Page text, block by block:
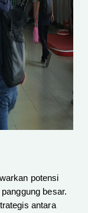
potensi
besar.
antara